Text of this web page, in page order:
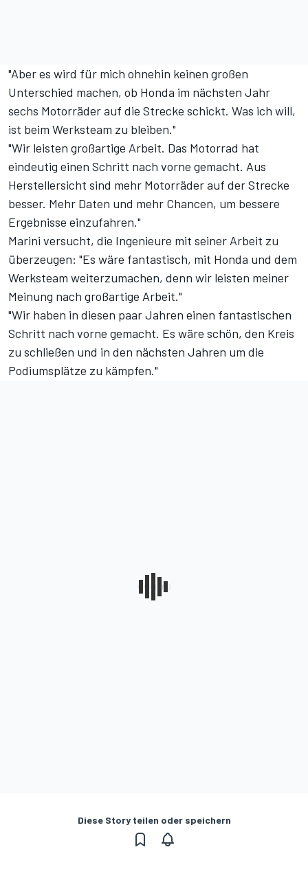
"Aber es wird für mich ohnehin keinen großen
Unterschied machen, ob Honda im nächsten Jahr
sechs Motorräder auf die Strecke schickt. Was ich will,
ist beim Werksteam zu bleiben."
"Wir leisten großartige Arbeit. Das Motorrad hat
eindeutig einen Schritt nach vorne gemacht. Aus
Herstellersicht sind mehr Motorräder auf der Strecke
besser. Mehr Daten und mehr Chancen, um bessere
Ergebnisse einzufahren."
Marini versucht, die Ingenieure mit seiner Arbeit zu
überzeugen: "Es wäre fantastisch, mit Honda und dem
Werksteam weiterzumachen, denn wir leisten meiner
Meinung nach großartige Arbeit."
"Wir haben in diesen paar Jahren einen fantastischen
Schritt nach vorne gemacht. Es wäre schön, den Kreis
zu schließen und in den nächsten Jahren um die
Podiumsplätze zu kämpfen."
Diese Story teilen oder speichern